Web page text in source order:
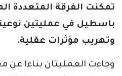
تمكنت الفرقة المتعددة
باسطيل في عمليتين
وتهريب مؤثرات عقلية.
وجاءت العمليتان بناءا عن